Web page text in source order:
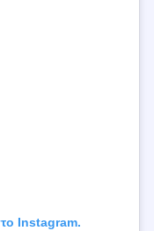
Instagram.